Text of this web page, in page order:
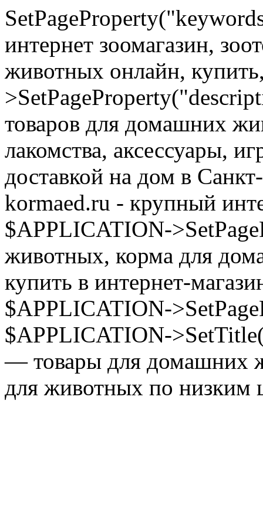
интернет зоомагазин,
животных онлайн,
товаров для домашних
лакомства, аксессуары,
доставкой на дом в
kormaed.ru - крупный
$APPLICATION-
животных, корма для
купить в интернет-
$APPLICATION-
$APPLICATION-
— товары для домашних
для животных по низким